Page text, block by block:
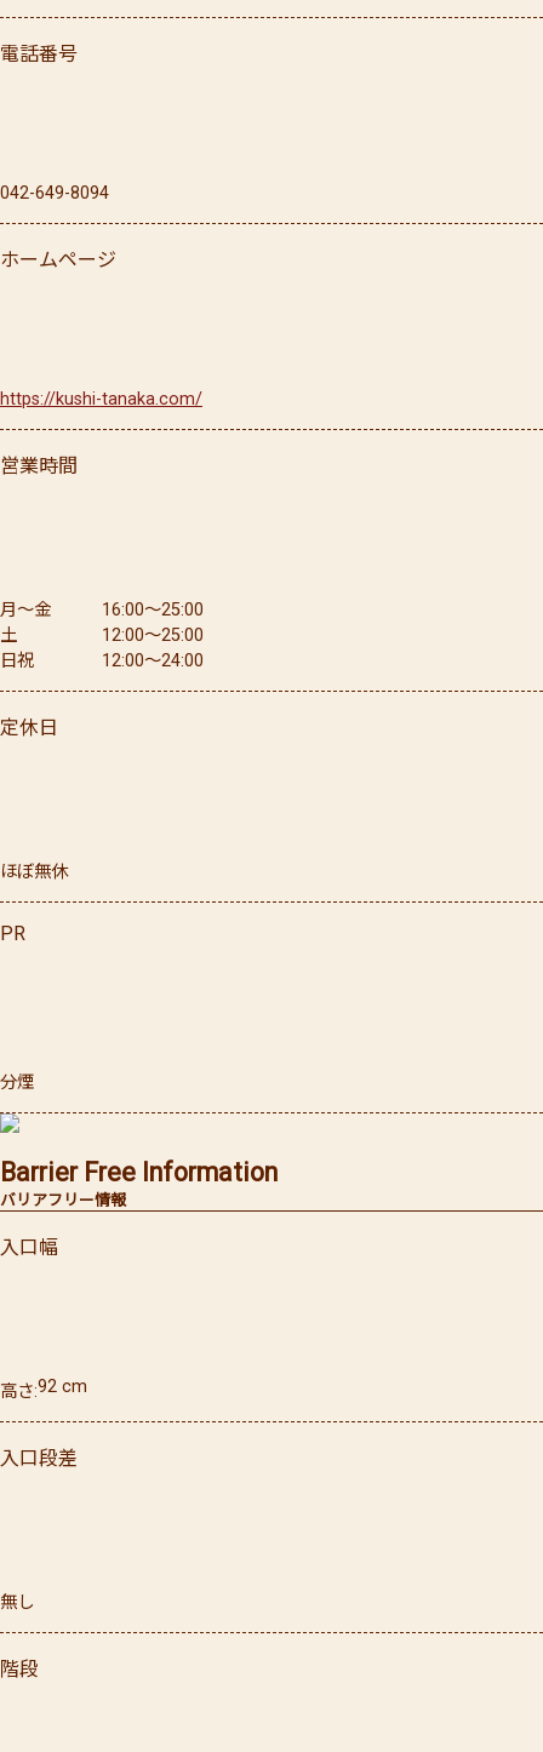
電話番号
042-649-8094
ホームページ
https://kushi-tanaka.com/
営業時間
月〜金 16:00〜25:00
土 12:00〜25:00
日祝 12:00〜24:00
定休日
ほぼ無休
PR
分煙
バリアフリー情報
Barrier Free Information
入口幅
高さ 92 cm
入口段差
無し
階段